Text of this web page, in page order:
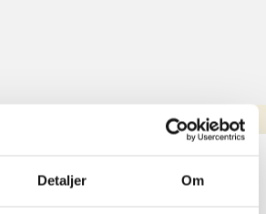
Detaljer Om